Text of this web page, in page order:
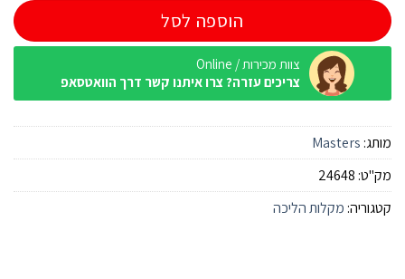
הוספה לסל
צוות מכירות / Online
צריכים עזרה? צרו איתנו קשר דרך הוואטסאפ
מותג: Masters
מק"ט: 24648
קטגוריה: מקלות הליכה